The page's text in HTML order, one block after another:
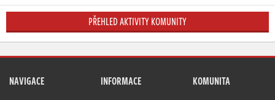
PŘEHLED AKTIVITY KOMUNITY
NAVIGACE INFORMACE KOMUNITA